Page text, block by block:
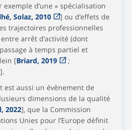
d’une « spécialisation
Solaz, 2010
] ou d’effets de
trajectoires professionnelles
arrêt d’activité (dont
à temps partiel et
[Briard, 2019
;
].
est aussi un évènement de
dimensions de la qualité
2022], que la Commission
Unies pour l’Europe définit